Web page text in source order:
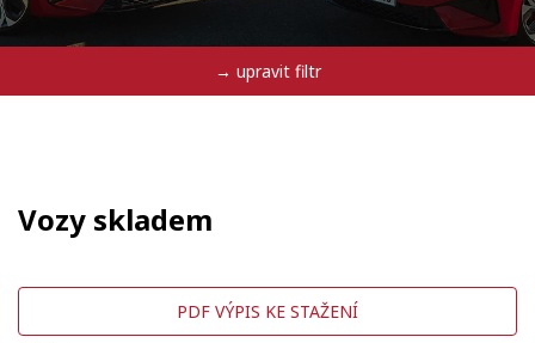
→ upravit filtr
Vozy skladem
PDF VÝPIS KE STAŽENÍ